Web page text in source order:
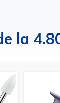
la